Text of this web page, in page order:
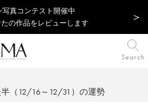
真コンテスト開催中
の作品をレビューします
Search
（12/16～12/31）の運勢